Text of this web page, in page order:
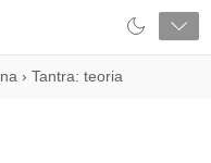
› Tantra: teoria